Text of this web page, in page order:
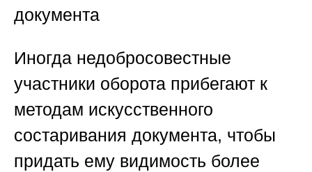
документа
Иногда недобросовестные
участники оборота прибегают к
методам искусственного
состаривания документа, чтобы
придать ему видимость более